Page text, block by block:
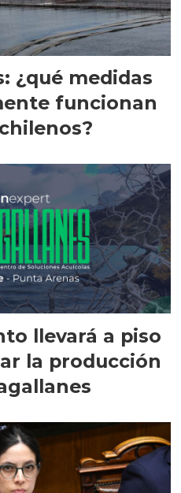
¿qué medidas
funcionan
llevará a piso
la producción